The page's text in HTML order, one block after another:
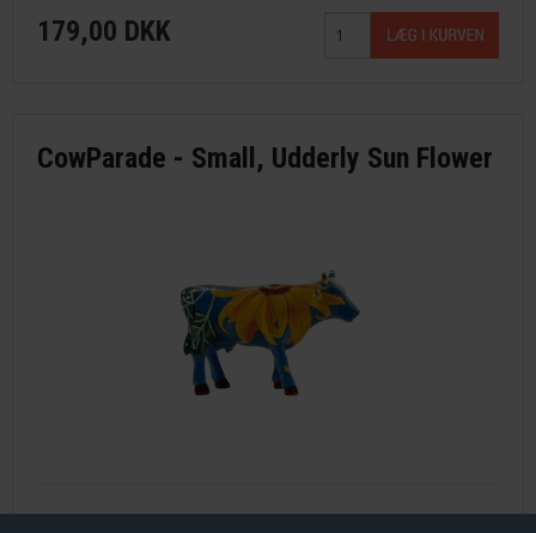
179,00 DKK
CowParade - Small, Udderly Sun Flower
CowParade: West Hartford 2003